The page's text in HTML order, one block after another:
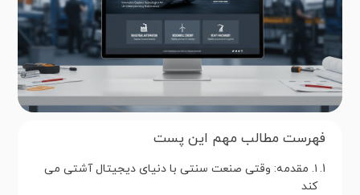
فهرست مطالب مهم این پست
۱. مقدمه: وقتی صنعت سنتی با دنیای دیجیتال آشتی می
کند